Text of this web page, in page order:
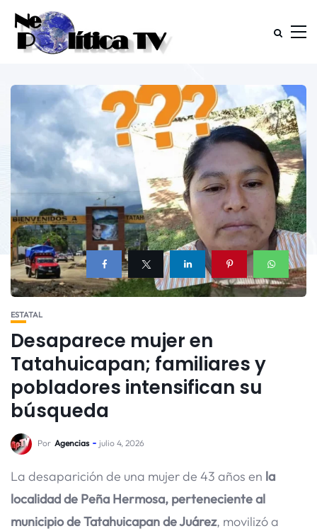
ESTATAL
Desaparece mujer en
Tatahuicapan; familiares y
pobladores intensifican su
búsqueda
Por Agencias julio 4, 2026
La desaparición de una mujer de 43 años en la
localidad de Peña Hermosa, perteneciente al
municipio de Tatahuicapan de Juárez, movilizó a